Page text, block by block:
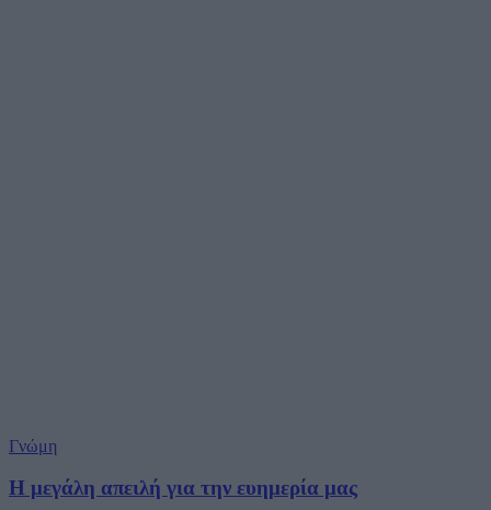
Γνώμη
Η μεγάλη απειλή για την ευημερία μας